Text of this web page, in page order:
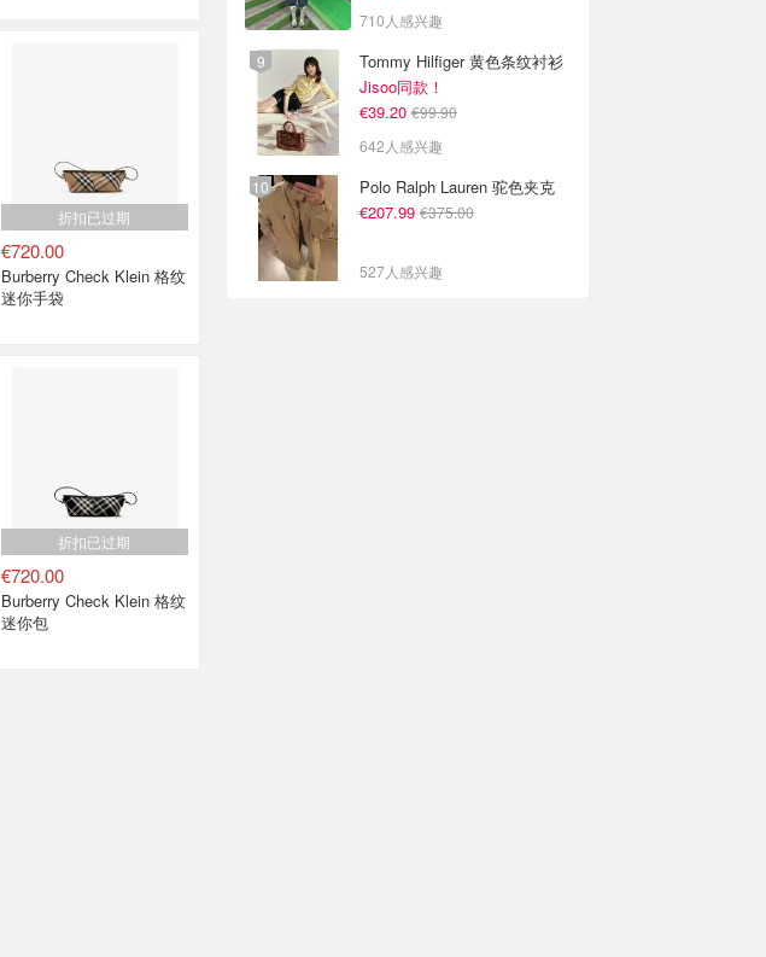
折扣已过期
€720.00
Burberry Check Klein 格纹
迷你手袋
折扣已过期
€720.00
Burberry Check Klein 格纹
迷你包
710人感兴趣
Tommy Hilfiger 黄色条纹衬衫
Jisoo同款！
€39.20 €99.90
642人感兴趣
Polo Ralph Lauren 驼色夹克
€207.99 €375.00
527人感兴趣